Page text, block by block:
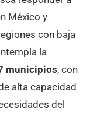
México y
con baja
la
municipios, con
alta capacidad
del